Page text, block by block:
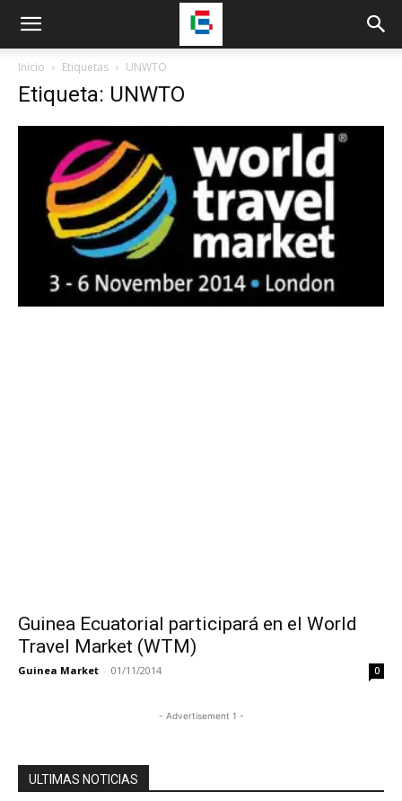
Inicio Etiquetas UNWTO
Etiqueta: UNWTO
Guinea Ecuatorial participará en el World
Travel Market (WTM)
Guinea Market - 01/11/2014 0
- Advertisement 1 -
ULTIMAS NOTICIAS